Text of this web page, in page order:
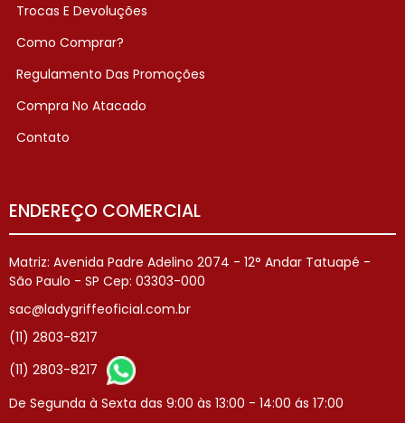
Trocas E Devoluções
Como Comprar?
Regulamento Das Promoções
Compra No Atacado
Contato
ENDEREÇO COMERCIAL
Matriz: Avenida Padre Adelino 2074 - 12° Andar Tatuapé -
São Paulo - SP Cep: 03303-000
sac@ladygriffeoficial.com.br
(11) 2803-8217
(11) 2803-8217
De Segunda à Sexta das 9:00 às 13:00 - 14:00 ás 17:00